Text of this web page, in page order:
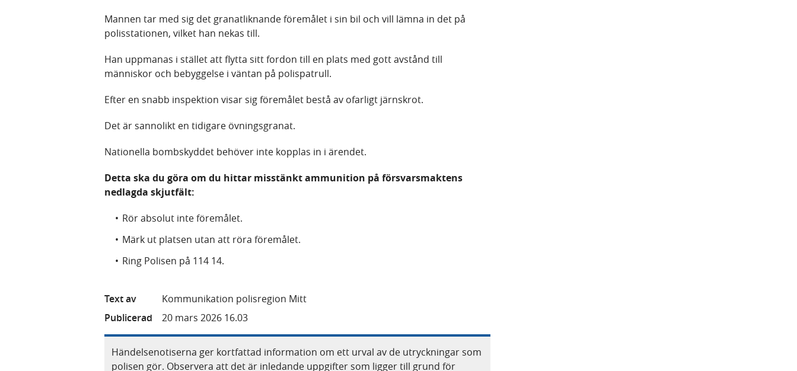
Mannen tar med sig det granatliknande föremålet i sin bil och vill lämna in det på
polisstationen, vilket han nekas till.
Han uppmanas i stället att flytta sitt fordon till en plats med gott avstånd till
människor och bebyggelse i väntan på polispatrull.
Efter en snabb inspektion visar sig föremålet bestå av ofarligt järnskrot.
Det är sannolikt en tidigare övningsgranat.
Nationella bombskyddet behöver inte kopplas in i ärendet.
Detta ska du göra om du hittar misstänkt ammunition på försvarsmaktens
nedlagda skjutfält:
Rör absolut inte föremålet.
Märk ut platsen utan att röra föremålet.
Ring Polisen på 114 14.
Text av
Kommunikation polisregion Mitt
Publicerad
20 mars 2026 16.03
Händelsenotiserna ger kortfattad information om ett urval av de utryckningar som
polisen gör. Observera att det är inledande uppgifter som ligger till grund för